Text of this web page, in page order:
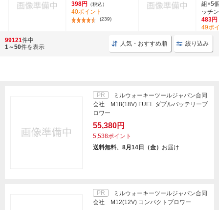
398円
（税込）
40ポイント
(239)
組×5
ッチ
483円
49ポ
99121件中
1～50件を表示 人気・おすすめ順 絞り込み
PR
ミルウォーキーツールジャパン合同
会社 M18(18V) FUEL ダブルバッテリーブ
ロワー
55,380円
5,538ポイント
送料無料、8月14日（金） お届け
PR
ミルウォーキーツールジャパン合同
会社 M12(12V) コンパクトブロワー